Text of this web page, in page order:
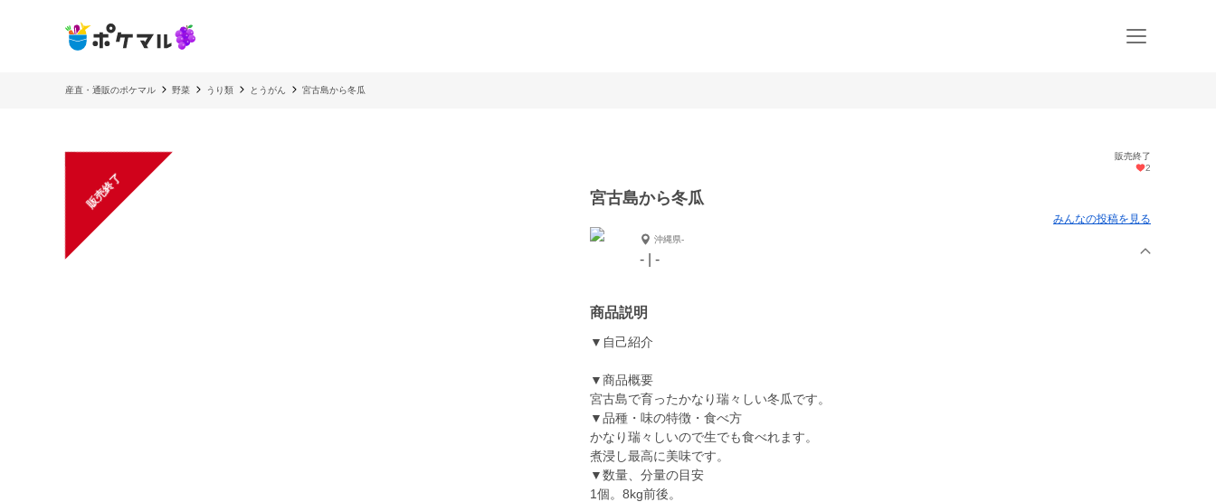
産直・通販のポケマル 野菜 うり類 とうがん 宮古島から冬瓜
販売終了
販売終了
2
宮古島から冬瓜
みんなの投稿を見る
沖縄県-
- | -
商品説明
▼自己紹介
▼商品概要
宮古島で育ったかなり瑞々しい冬瓜です。
▼品種・味の特徴・食べ方
かなり瑞々しいので生でも食べれます。
煮浸し最高に美味です。
▼数量、分量の目安
1個。8kg前後。